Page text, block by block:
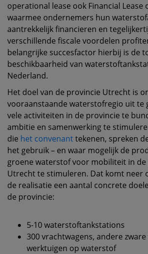
operational lease ook Financial Lease
waarmee ondernemers hun
aantrekkelijk financieren en
verschillende fiscale voordelen
belangrijke succesfactor hierbij is de
beschikbaarheid van
Nederland.
Het doel van de provincie Utrecht is
vooraanstaande waterstofregio uit te
vele activiteiten in de provincie te
ambitie en samenwerking te
die het convenanttekenen, spreken
het gebruik – en waar mogelijk de
groene waterstof voor mobiliteit in de
Utrecht te stimuleren. Dat komt neer
de realisatie een aantal concrete
de provincie:
5-10 waterstoftankstations
300 vrachtwagens, andere
werktuigen op waterstof